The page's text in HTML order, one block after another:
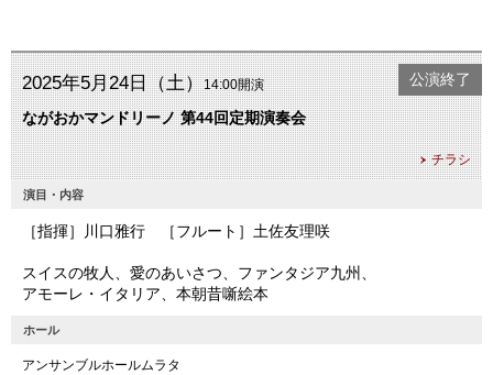
2025年5月24日（土）14:00開演
ながおかマンドリーノ 第44回定期演奏会
チラシ
公演終了
演目・内容
［指揮］川口雅行 ［フルート］土佐友理咲
スイスの牧人、愛のあいさつ、ファンタジア九州、
アモーレ・イタリア、本朝昔噺絵本
ホール
アンサンブルホールムラタ